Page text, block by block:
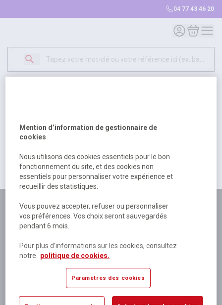
04 77 43 46 20
Mon compte
Mon
500
excuser pour la gêne occasionée.
Retour Retour à l'accueil
Plus de 180 personnes
à votre écoute
Plus de 80 000 références
disponibles
Expédition le jour même
si validation avant 12h
satisfaction totale
Mention d’information de gestionnaire de
cookies
Nous utilisons des cookies essentiels pour le bon
fonctionnement du site, et des cookies non
essentiels pour personnaliser votre expérience et
recueillir des statistiques.
Vous pouvez accepter, refuser ou personnaliser
vos préférences. Vos choix seront sauvegardés
pendant 6 mois.
Pour plus d’informations sur les cookies, consultez
notre
politique de cookies.
Paramètres des cookies